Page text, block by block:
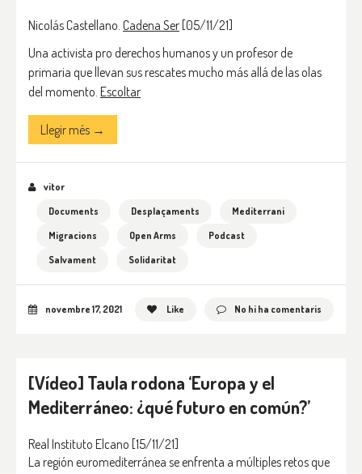
Nicolás Castellano. Cadena Ser [05/11/21]
Una activista pro derechos humanos y un profesor de
primaria que llevan sus rescates mucho más allá de las olas
del momento. Escoltar
Llegir més →
vitor
Documents
Desplaçaments
Mediterrani
Migracions
Open Arms
Podcast
Salvament
Solidaritat
novembre 17, 2021 Like No hi ha comentaris
[Vídeo] Taula rodona ‘Europa y el
Mediterráneo: ¿qué futuro en común?’
Real Instituto Elcano [15/11/21]
La región euromediterránea se enfrenta a múltiples retos que